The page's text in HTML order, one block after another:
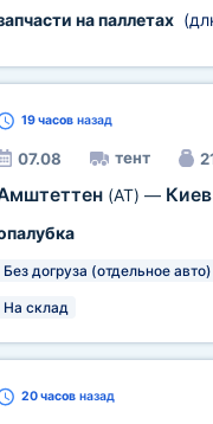
на паллетах
19 часовназад
07.08 тент
(AT) — Киев
Без догруза (отдельное авто)
На склад
20 часовназад